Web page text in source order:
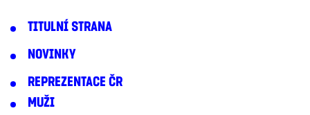
TITULNÍ STRANA
NOVINKY
REPREZENTACE ČR
MUŽI